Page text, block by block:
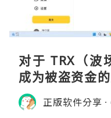
对于 TRX（波
成为被盗资金
络在加密金融
率。黑客选择
正版软件分享